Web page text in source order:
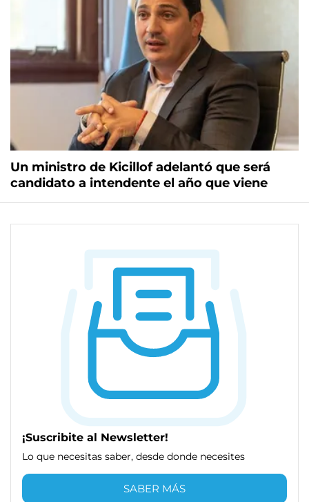
Un ministro de Kicillof adelantó que será
candidato a intendente el año que viene
¡Suscribite al Newsletter!
Lo que necesitas saber, desde donde necesites
SABER MÁS